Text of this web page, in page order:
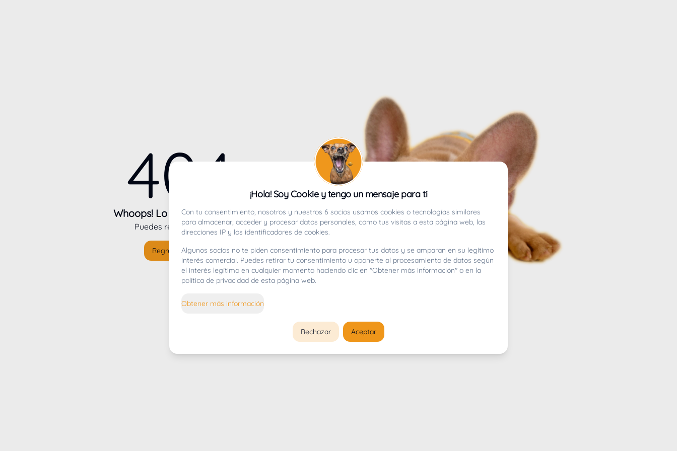
404
Whoops! Lo sentimos mucho.
Puedes regresar alinicio
Regresar al inicio
¡Hola! Soy Cookie y tengo un mensaje para ti
Con tu consentimiento, nosotros y nuestros 6 socios usamos cookies o tecnologías similares
para almacenar, acceder y procesar datos personales, como tus visitas a esta página web, las
direcciones IP y los identificadores de cookies.
Algunos socios no te piden consentimiento para procesar tus datos y se amparan en su legítimo
interés comercial. Puedes retirar tu consentimiento u oponerte al procesamiento de datos según
el interés legítimo en cualquier momento haciendo clic en "Obtener más información" o en la
política de privacidad de esta página web.
Obtener más información
Rechazar Aceptar